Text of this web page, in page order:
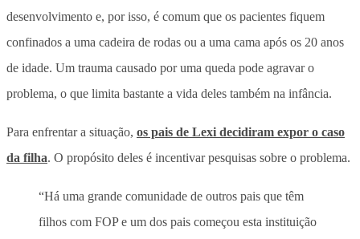
desenvolvimento e, por isso, é comum que os pacientes fiquem
confinados a uma cadeira de rodas ou a uma cama após os 20 anos
de idade. Um trauma causado por uma queda pode agravar o
problema, o que limita bastante a vida deles também na infância.
Para enfrentar a situação, os pais de Lexi decidiram expor o caso
da filha. O propósito deles é incentivar pesquisas sobre o problema.
“Há uma grande comunidade de outros pais que têm
filhos com FOP e um dos pais começou esta instituição